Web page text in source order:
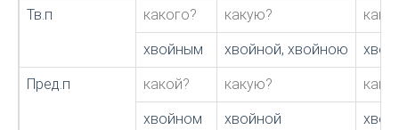
Тв.п какого? какую?
хвойным хвойной, хвойною
Пред.п какой? какую?
хвойном хвойной